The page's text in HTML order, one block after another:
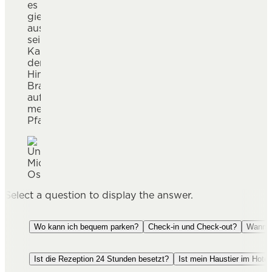
es
gießt
aus
seiner
Kanne
der
Himmel
Bratöl
auf
meine
Pfanne.«
uns
im
begrüßen.
Select a question to display the answer.
Wo kann ich bequem parken? Check-in und Check-out? Wann
Ist die Rezeption 24 Stunden besetzt? Ist mein Haustier im